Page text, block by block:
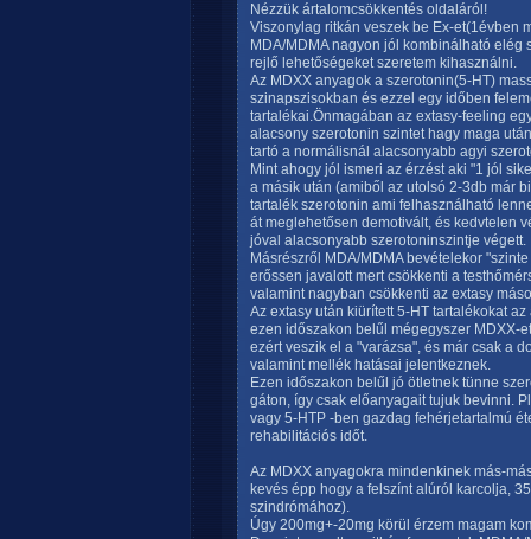
Nézzük ártalomcsökkentés oldaláról!
Viszonylag ritkán veszek be Ex-et(1évben
MDA/MDMA nagyon jól kombinálható
rejlő lehetőségeket szeretem kihasználni.
Az MDXX anyagok a szerotonin(5-HT)
szinapszisokban és ezzel egy időben
tartalékai.Önmagában az extasy-feeling
alacsony szerotonin szintet hagy maga
tartó a normálisnál alacsonyabb agyi
Mint ahogy jól ismeri az érzést aki "1 jól
a másik után (amiből az utolsó 2-3db már
tartalék szerotonin ami felhasználható
át meglehetősen demotivált, és kedvtelen
jóval alacsonyabb szerotoninszintje végett.
Másrészről MDA/MDMA bevételekor
erőssen javalott mert csökkenti a
valamint nagyban csökkenti az extasy
Az extasy után kiürített 5-HT tartalékokat
ezen időszakon belűl mégegyszer MDXX-
ezért veszik el a "varázsa", és már csak a
valamint mellék hatásai jelentkeznek.
Ezen időszakon belűl jó ötletnek tünne
gáton, így csak előanyagait tujuk bevinni.
vagy 5-HTP -ben gazdag fehérjetartalmú
rehabilitációs időt.
Az MDXX anyagokra mindenkinek más-
kevés épp hogy a felszínt alúról karcolja,
szindrómához).
Úgy 200mg+-20mg körül érzem magam